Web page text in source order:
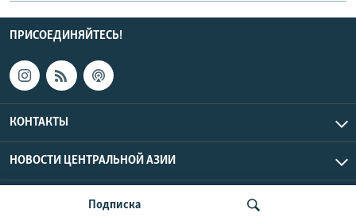
Подписка
ПРИСОЕДИНЯЙТЕСЬ!
КОНТАКТЫ
НОВОСТИ ЦЕНТРАЛЬНОЙ АЗИИ
CENTRAL ASIAN © 2026 RFE/RL, Inc. | Все права защищены.